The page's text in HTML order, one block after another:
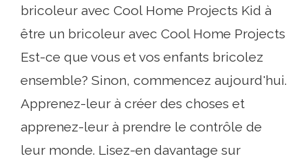
bricoleur avec Cool Home Projects Kid à
être un bricoleur avec Cool Home Projects
Est-ce que vous et vos enfants bricolez
ensemble? Sinon, commencez aujourd'hui.
Apprenez-leur à créer des choses et
apprenez-leur à prendre le contrôle de
leur monde. Lisez-en davantage sur